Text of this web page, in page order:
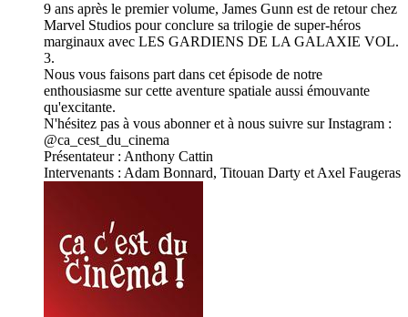
9 ans après le premier volume, James Gunn est de retour chez
Marvel Studios pour conclure sa trilogie de super-héros
marginaux avec LES GARDIENS DE LA GALAXIE VOL.
3.
Nous vous faisons part dans cet épisode de notre
enthousiasme sur cette aventure spatiale aussi émouvante
qu'excitante.
N'hésitez pas à vous abonner et à nous suivre sur Instagram :
@ca_cest_du_cinema
Présentateur : Anthony Cattin
Intervenants : Adam Bonnard, Titouan Darty et Axel Faugeras